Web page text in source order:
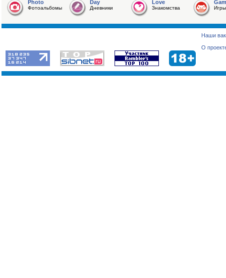
Photo
Фотоальбомы
Day
Дневники
Love
Знакомства Игры
Наши
О